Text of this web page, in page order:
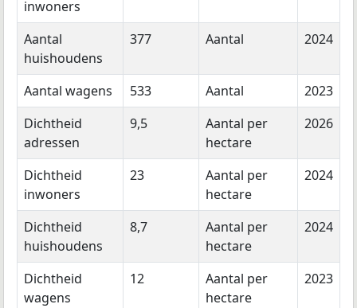
inwoners
Aantal
huishoudens
377 Aantal 2024
Aantal wagens 533 Aantal
2023
Dichtheid
adressen
9,5
Aantal per
hectare
2026
Dichtheid
inwoners
23
Aantal per
hectare
2024
Dichtheid
huishoudens
8,7
Aantal per
hectare
2024
Dichtheid
wagens
12
Aantal per
hectare
2023